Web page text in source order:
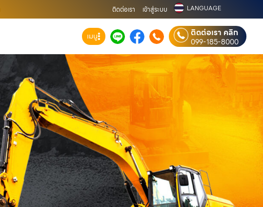
ติดต่อเรา เข้าสู่ระบบ LANGUAGE
เมนู ติดต่อเรา คลิก
099-185-8000